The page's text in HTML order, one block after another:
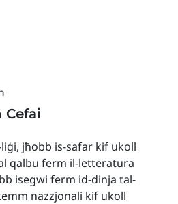
Cefai
jħobb is-safar kif ukoll
qalbu ferm il-letteratura
isegwi ferm id-dinja tal-
nazzjonali kif ukoll